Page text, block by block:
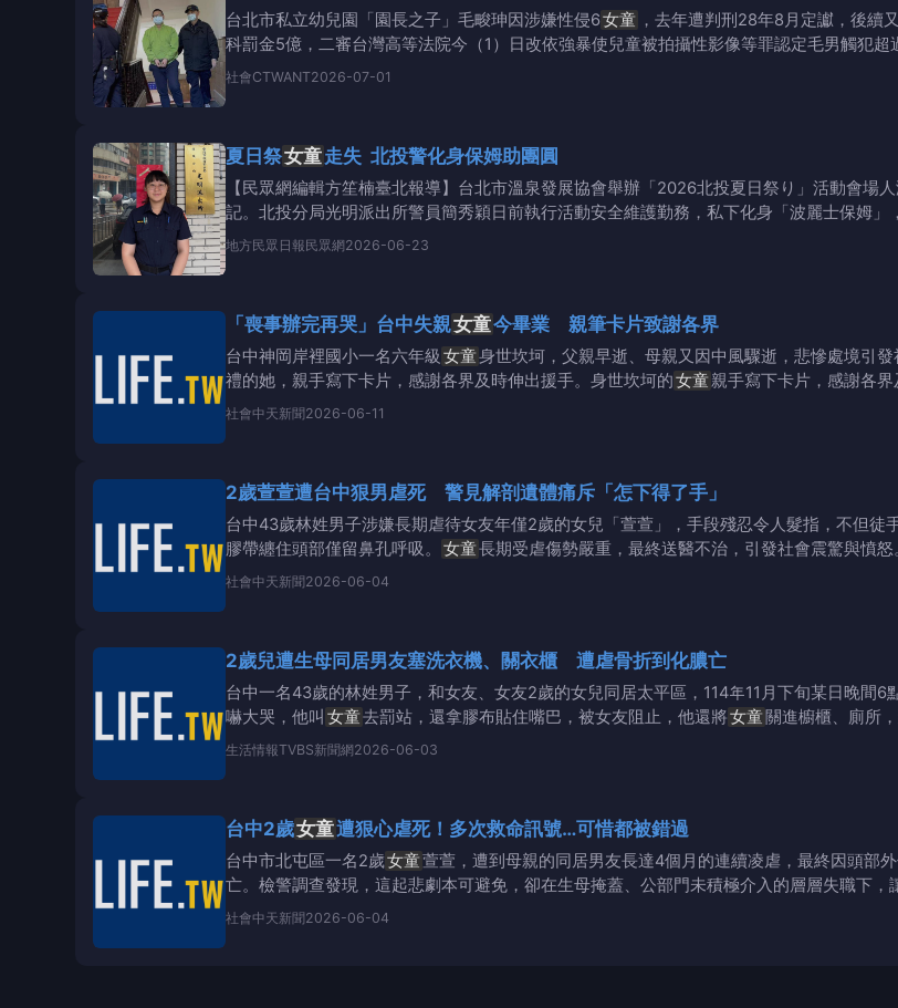
台北市私立幼兒園「園長之子」毛畯珅因涉嫌性侵6女童 ，去年遭判刑28年8月定讞，後續
科罰金5億，二審台灣高等法院今（1）日改依強暴使兒童被拍攝性影像等罪認定毛男觸犯
法合併後的
社會CTWANT2026-07-01
夏日祭女童走失 北投警化身保姆助團圓
【民眾網編輯方笙楠臺北報導】台北市溫泉發展協會舉辦「2026北投夏日祭り」活動會場
記。北投分局光明派出所警員簡秀穎日前執行活動安全維護勤務，私下化身「波麗士保姆」
漢柔情，
地方民眾日報民眾網2026-06-23
「喪事辦完再哭」台中失親女童今畢業 親筆卡片致謝各界
台中神岡岸裡國小一名六年級 女童身世坎坷，父親早逝、母親又因中風驟逝，悲慘處境引
禮的她，親手寫下卡片，感謝各界及時伸出援手。身世坎坷的女童親手寫下卡片，感謝各
況，其父多年前病逝後
社會中天新聞 2026-06-11
2歲萱萱遭台中狠男虐死 警見解剖遺體痛斥「怎下得了手」
台中43歲林姓男子涉嫌長期虐待女友年僅2歲的女兒「萱萱」，手段殘忍令人髮指，不但徒
膠帶纏住頭部僅留鼻孔呼吸。
女童長期受虐傷勢嚴重，最終送醫不治，引發社會震驚與憤
／示意圖／AI生成
社會中天新聞 2026-06-04
2歲兒遭生母同居男友塞洗衣機、關衣櫃 遭虐骨折到化膿亡
台中一名43歲的林姓男子，和女友、女友2歲的女兒同居太平區，114年11月下旬某日晚間6
嚇大哭，他叫 女童去罰站，還拿膠布貼住嘴巴，被女友阻止，他還將女童關進櫥櫃、廁所
傷骨折不
生活情報TVBS新聞網2026-06-03
台中2歲女童遭狠心虐死！多次救命訊號…可惜都被錯過
台中市北屯區一名2歲女童萱萱，遭到母親的同居男友長達4個月的連續凌虐，最終因頭部
亡。檢警調查發現，這起悲劇本可避免，卻在生母掩蓋、公部門未積極介入的層層失職下
天新聞）根據檢
社會中天新聞 2026-06-04